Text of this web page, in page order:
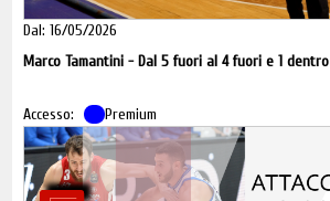
Dal: 16/05/2026
Marco Tamantini - Dal 5 fuori al 4 fuori e 1 dentro
Accesso: Premium